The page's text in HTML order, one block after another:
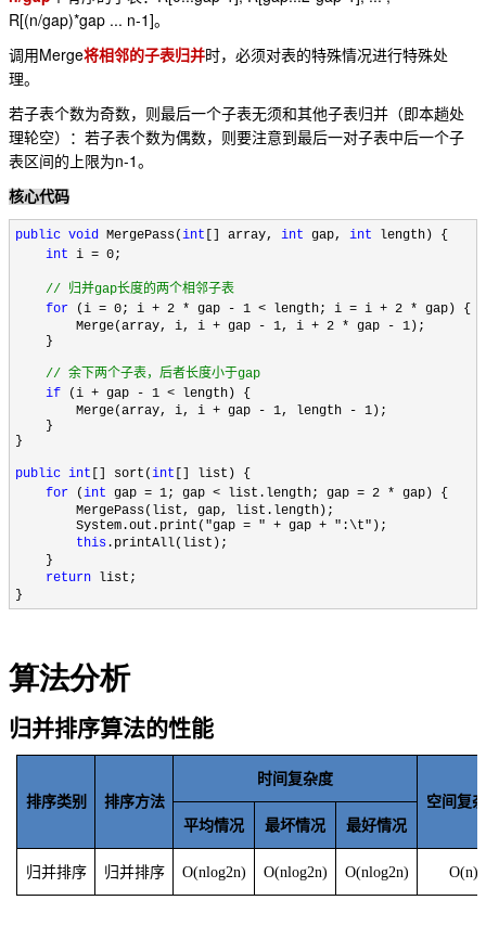
R[(n/gap)*gap ... n-1]。
调用 Merge将相邻的子表归并时，必须对表的特殊情况进行特殊处
理。
若子表个数为奇数，则最后一个子表无须和其他子表归并（即本趟处
理轮空）：若子表个数为偶数，则要注意到最后一对子表中后一个子
表区间的上限为n-1 。
核心代码
public void MergePass(int [] array, int gap, int length) {
int i = 0;
// 归并gap长度的两个相邻子表
for (i = 0; i + 2 * gap - 1 < length; i = i + 2 * gap) {
Merge(array, i, i + gap - 1, i + 2 * gap - 1);
}
// 余下两个子表，后者长度小于gap
if (i + gap - 1 < length) {
Merge(array, i, i + gap - 1, length - 1);
}
}
public int [] sort(int [] list) {
for (int gap = 1; gap < list.length; gap = 2 * gap) {
MergePass(list, gap, list.length);
System.out.print("gap = " + gap + ":\t");
this .printAll(list);
}
return list;
}
算法分析
归并排序算法的性能
排序类别 排序方法
时间复杂度
空间复
平均情况
最坏情况 最好情况
归并排序 归并排序 O(nlog2n) O(nlog2n) O(nlog2n) O(n)